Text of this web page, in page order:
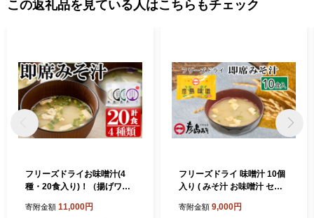
この返礼品を見ている人はこちらもチェック
フリーズドライお味噌汁(4
種・20食入り)！（揚げワカ
げなす）常温保存 長期保存
寄附金額 11,000円
フリーズドライ 味噌汁 10個
入り ( みそ汁 お味噌汁 セッ
選 麦味噌 即席 朝食 化粧箱入
寄附金額 9,000円